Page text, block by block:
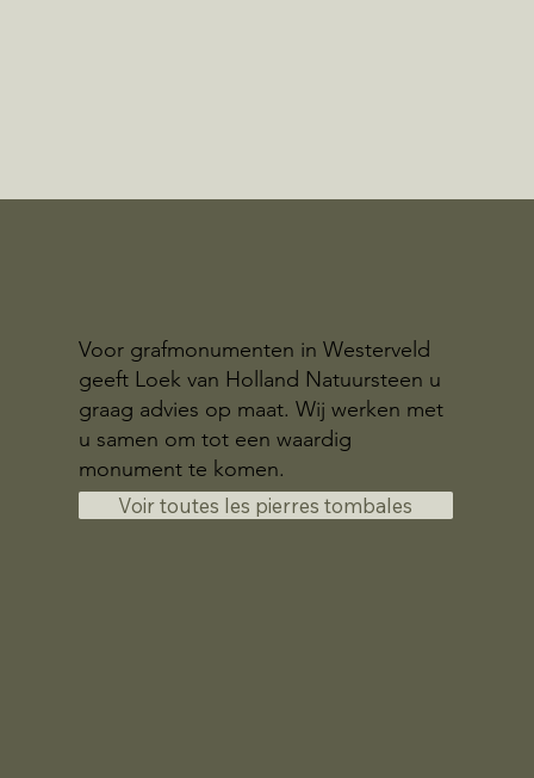
Voor grafmonumenten in Westerveld
geeft Loek van Holland Natuursteen u
graag advies op maat. Wij werken met
u samen om tot een waardig
monument te komen.
Voir toutes les pierres tombales